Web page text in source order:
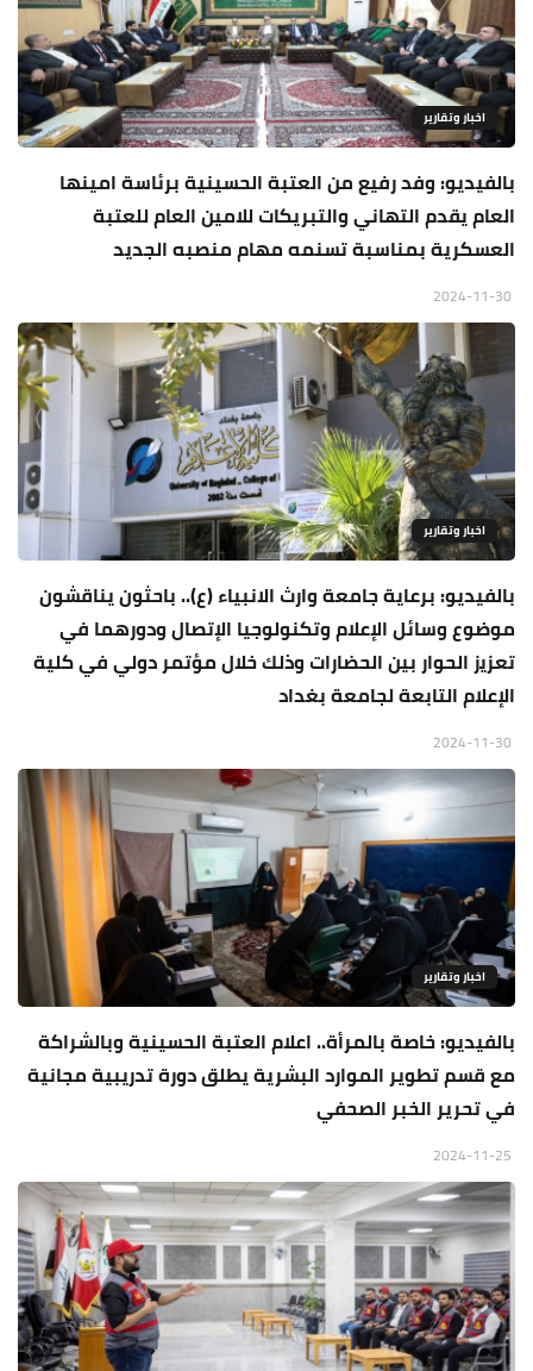
اخبار وتقارير
بالفيديو: وفد رفيع من العتبة الحسينية برئاسة امينها
العام يقدم التهاني والتبريكات للامين العام للعتبة
العسكرية بمناسبة تسنمه مهام منصبه الجديد
اخبار وتقارير
بالفيديو: برعاية جامعة وارث الانبياء (ع).. باحثون يناقشون
موضوع وسائل الإعلام وﺗﻜﻨﻮﻟﻮﺟﻴﺎ الإﺗﺼﺎل ودورﻫﻤﺎ ﻓﻲ
ﺗﻌﺰﻳز اﻟﺤﻮار بين الحضارات وذلك خلال مؤتمر دولي في كلية
الإعلام التابعة لجامعة بغداد
اخبار وتقارير
بالفيديو: خاصة بالمرأة.. اعلام العتبة الحسينية وبالشراكة
مع قسم تطوير الموارد البشرية يطلق دورة تدريبية مجانية
في تحرير الخبر الصحفي